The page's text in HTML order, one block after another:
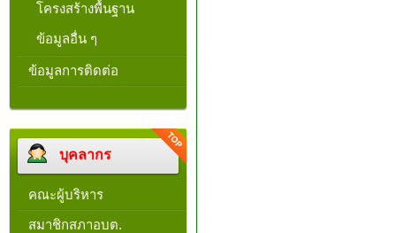
โครงสร้างพื้นฐาน
ข้อมูลอื่น ๆ
ข้อมูลการติดต่อ
บุคลากร
คณะผู้บริหาร
สมาชิกสภาอบต.